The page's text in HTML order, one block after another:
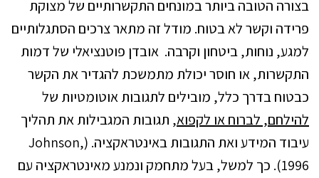
בצורה הטובה ביותר במונחים התקשרותיים של מצוקת
פרידה וקשר לא בטוח. מודל זה מתאר צרכים הסתגלותיים
למגע, נוחות, ביטחון וקרבה. אובדן פוטנציאלי של דמות
התקשרות, או חוסר יכולת מתמשכת להגדיר את הקשר
כבטוח בדרך כלל, מובילים לתגובות אוטומטיות של
להילחם, לברוח או לקפוא, תגובות המגבילות את תהליך
עיבוד המידע ואת התגובות באינטראקציה. (Johnson,
1996). כך למשל, בעל מתחמק ונמנע מאינטראקציה עם